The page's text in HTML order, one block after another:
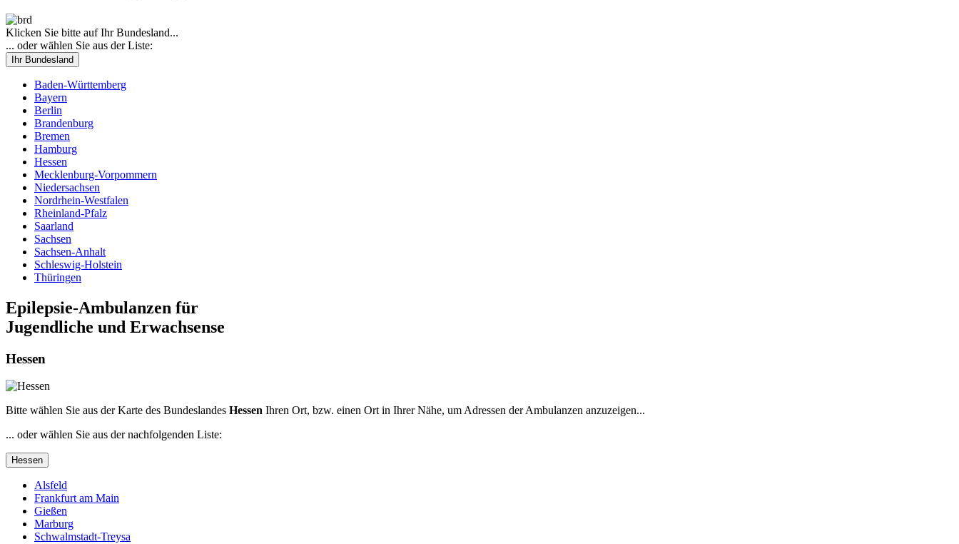
Klicken Sie bitte auf Ihr Bundesland...
... oder wählen Sie aus der Liste:
Ihr Bundesland
Baden-Württemberg
Bayern
Berlin
Brandenburg
Bremen
Hamburg
Hessen
Mecklenburg-Vorpommern
Niedersachsen
Nordrhein-Westfalen
Rheinland-Pfalz
Saarland
Sachsen
Sachsen-Anhalt
Schleswig-Holstein
Thüringen
Epilepsie-Ambulanzen für
Jugendliche und Erwachsense
Hessen
Bitte wählen Sie aus der Karte des Bundeslandes Hessen Ihren Ort, bzw. einen Ort in Ihrer Nähe, um Adressen der Ambulanzen anzuzeigen...
... oder wählen Sie aus der nachfolgenden Liste:
Hessen
Alsfeld
Frankfurt am Main
Gießen
Marburg
Schwalmstadt-Treysa